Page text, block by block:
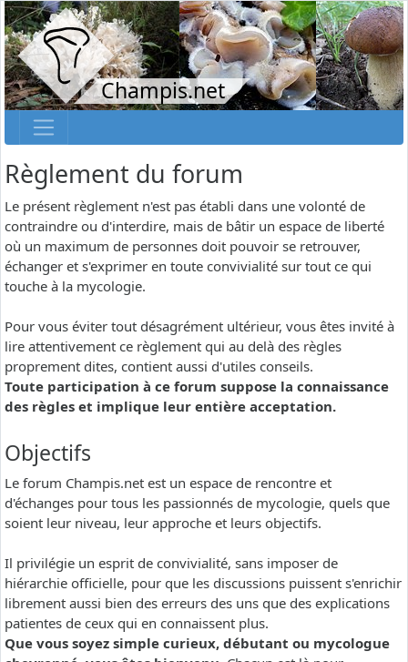
Champis.net
Règlement du forum
Le présent règlement n'est pas établi dans une volonté de
contraindre ou d'interdire, mais de bâtir un espace de liberté
où un maximum de personnes doit pouvoir se retrouver,
échanger et s'exprimer en toute convivialité sur tout ce qui
touche à la mycologie.
Pour vous éviter tout désagrément ultérieur, vous êtes invité à
lire attentivement ce règlement qui au delà des règles
proprement dites, contient aussi d'utiles conseils.
Toute participation à ce forum suppose la connaissance
des règles et implique leur entière acceptation.
Objectifs
Le forum Champis.net est un espace de rencontre et
d'échanges pour tous les passionnés de mycologie, quels que
soient leur niveau, leur approche et leurs objectifs.
Il privilégie un esprit de convivialité, sans imposer de
hiérarchie officielle, pour que les discussions puissent s'enrichir
librement aussi bien des erreurs des uns que des explications
patientes de ceux qui en connaissent plus.
Que vous soyez simple curieux, débutant ou mycologue